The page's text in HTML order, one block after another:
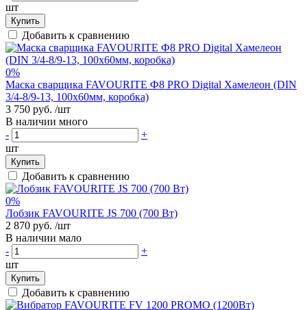
шт
Купить
Добавить к сравнению
0%
Маска сварщика FAVOURITE Ф8 PRO Digital Хамелеон (DIN
3/4-8/9-13, 100х60мм, коробка)
3 750 руб. /шт
В наличии много
-
+
шт
Купить
Добавить к сравнению
0%
Лобзик FAVOURITE JS 700 (700 Вт)
2 870 руб. /шт
В наличии мало
-
+
шт
Купить
Добавить к сравнению